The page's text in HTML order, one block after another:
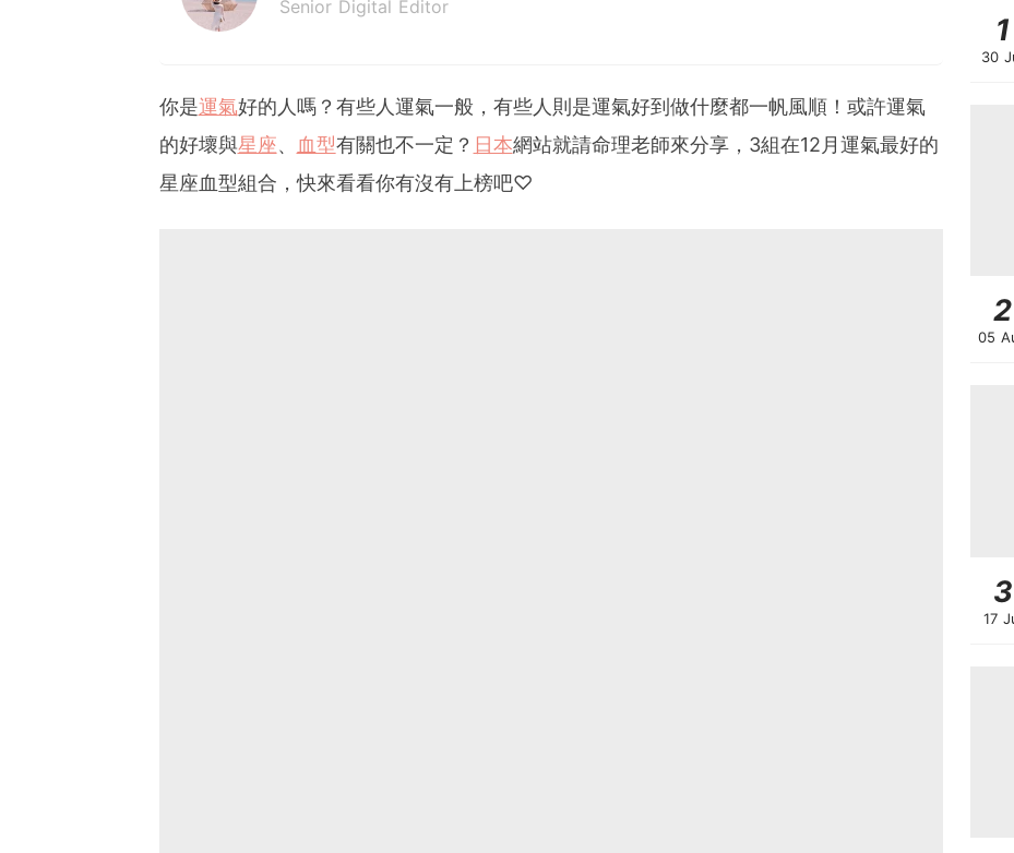
Senior Digital Editor
你是運氣好的人嗎？有些人運氣一般，有些人則是運氣好到做什麼都一帆風順！或許運氣
的好壞與星座、 血型有關也不一定？ 日本網站就請命理老師來分享，3組在12月運氣最好的
星座血型組合，快來看看你有沒有上榜吧♡
1
30
2
05
3
17